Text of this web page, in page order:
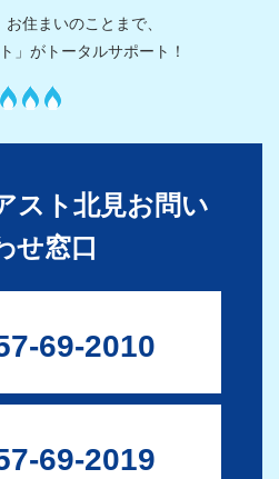
住まいのことまで、
」がトータルサポート！
スト北見お問い
せ窓口
69-2010
69-2019